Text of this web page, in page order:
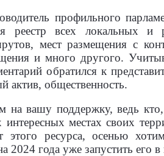
профильного
всех локальных и
мест размещения с
и много другого.
обратился к
актив, общественность.
на вашу поддержку, ведь
интересных местах своих
этого ресурса, осенью
2024 года уже запустить его